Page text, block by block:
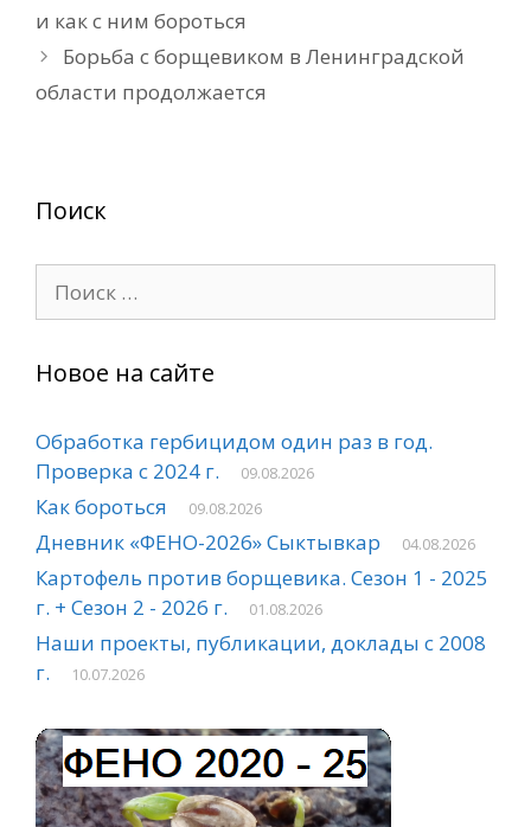
и как с ним бороться
Борьба с борщевиком в Ленинградской
области продолжается
Поиск
Новое на сайте
Обработка гербицидом один раз в год.
Проверка с 2024 г.
09.08.2026
Как бороться 09.08.2026
Дневник «ФЕНО-2026» Сыктывкар 04.08.2026
Картофель против борщевика. Сезон 1 - 2025
г. + Сезон 2 - 2026 г.
01.08.2026
Наши проекты, публикации, доклады с 2008
г.
10.07.2026